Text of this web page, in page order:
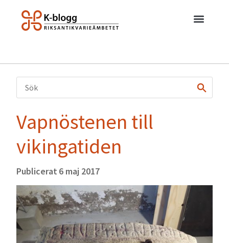
Vapnöstenen till
vikingatiden
Publicerat 6 maj 2017